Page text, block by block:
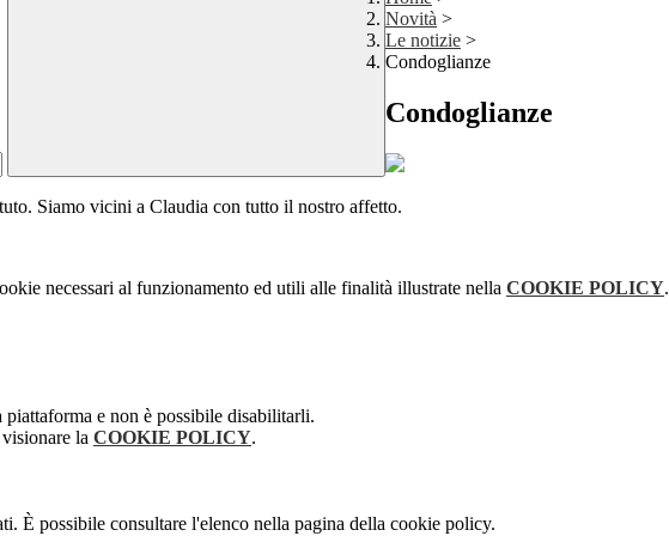
Novità >
Le notizie >
Condoglianze
Condoglianze
Siamo vicini a Claudia con tutto il nostro affetto.
necessari al funzionamento ed utili alle finalità illustrate nella COOKIE POLICY.
e non è possibile disabilitarli.
la COOKIE POLICY.
È possibile consultare l'elenco nella pagina della cookie policy.